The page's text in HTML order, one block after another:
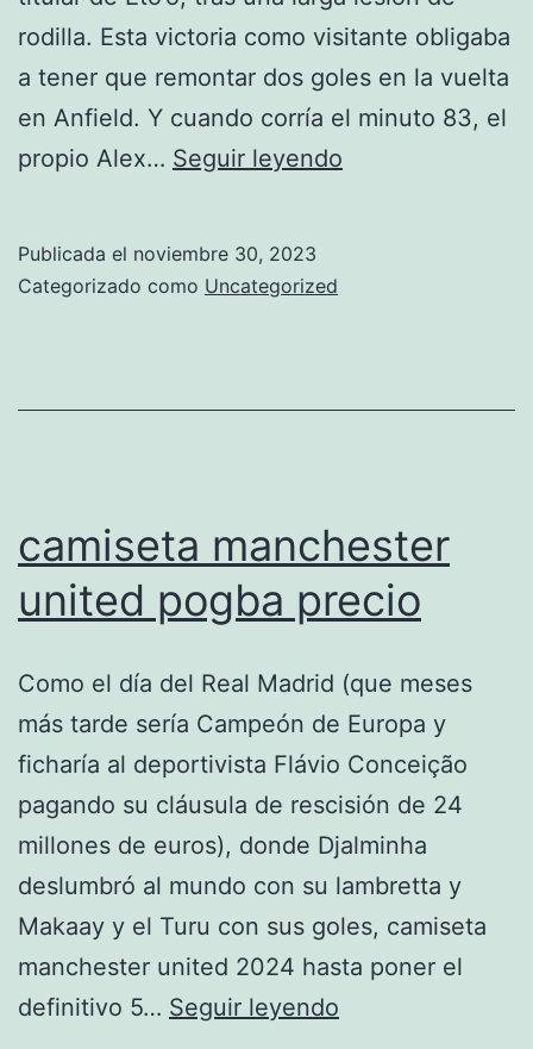
rodilla. Esta victoria como visitante obligaba
a tener que remontar dos goles en la vuelta
en Anfield. Y cuando corría el minuto 83, el
propio Alex… Seguir leyendo
Publicada el noviembre 30, 2023
Categorizado como Uncategorized
camiseta manchester
united pogba precio
Como el día del Real Madrid (que meses
más tarde sería Campeón de Europa y
ficharía al deportivista Flávio Conceição
pagando su cláusula de rescisión de 24
millones de euros), donde Djalminha
deslumbró al mundo con su lambretta y
Makaay y el Turu con sus goles, camiseta
manchester united 2024 hasta poner el
definitivo 5… Seguir leyendo